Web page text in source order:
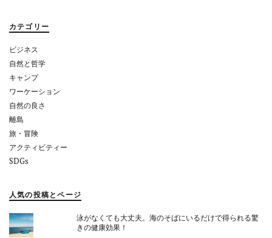
ョ
ン
カテゴリー
ビジネス
自然と哲学
キャンプ
ワーケーション
自然の良さ
離島
旅・冒険
アクティビティー
SDGs
人気の投稿とページ
泳がなくても大丈夫。海のそばにいるだけで得られる驚
きの健康効果！